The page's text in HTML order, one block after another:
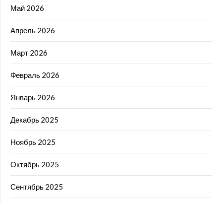
Май 2026
Апрель 2026
Март 2026
Февраль 2026
Январь 2026
Декабрь 2025
Ноябрь 2025
Октябрь 2025
Сентябрь 2025